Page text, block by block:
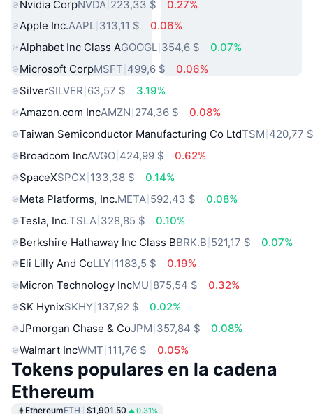
Nvidia CorpNVDA 223,33 $
0.27%
Apple Inc.AAPL 313,11 $
0.06%
Alphabet Inc Class AGOOGL 354,6 $
0.07%
Microsoft CorpMSFT 499,6 $
0.06%
SilverSILVER 63,57 $
3.19%
Amazon.com IncAMZN 274,36 $
0.08%
Taiwan Semiconductor Manufacturing Co LtdTSM 420,77
Broadcom IncAVGO 424,99 $
0.62%
SpaceXSPCX 133,38 $
0.14%
Meta Platforms, Inc.META 592,43 $
0.08%
Tesla, Inc.TSLA 328,85 $
0.10%
Berkshire Hathaway Inc Class BBRK.B 521,17 $
0.07%
Eli Lilly And CoLLY 1183,5 $
0.19%
Micron Technology IncMU 875,54 $
0.32%
SK HynixSKHY 137,92 $
0.02%
JPmorgan Chase & CoJPM 357,84 $
0.08%
Walmart IncWMT 111,76 $ 0.05%
Tokens populares en la cadena
Ethereum
EthereumETH $1,901.50 0.31%